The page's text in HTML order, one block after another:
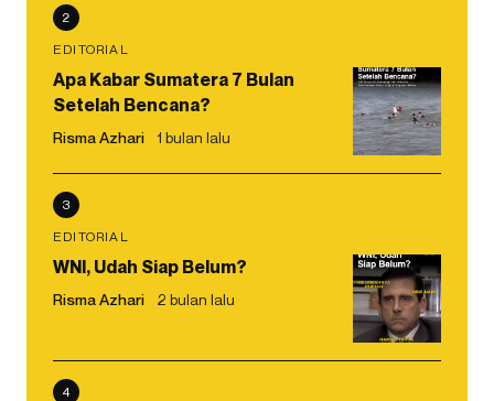
2
EDITORIAL
Apa Kabar Sumatera 7 Bulan
Setelah Bencana?
Risma Azhari 1 bulan lalu
3
EDITORIAL
WNI, Udah Siap Belum?
Risma Azhari 2 bulan lalu
4